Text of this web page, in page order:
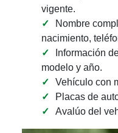
vigente.
Nombre
nacimiento,
Información
modelo y año.
Vehículo con
Placas de
Avalúo del